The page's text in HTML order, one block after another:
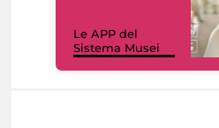
Le APP del
Sistema Musei